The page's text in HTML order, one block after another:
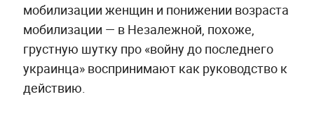
мобилизации женщин и понижении возраста
мобилизации — в Незалежной, похоже,
грустную шутку про «войну до последнего
украинца» воспринимают как руководство к
действию.